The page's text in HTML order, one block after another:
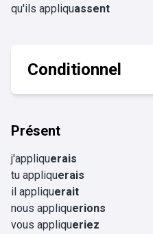
qu'ils appliquassent
Conditionnel
Présent
j'appliquerais
tu appliquerais
il appliquerait
nous appliquerions
vous appliqueriez